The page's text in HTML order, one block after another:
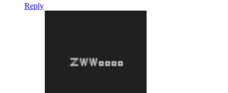
Reply